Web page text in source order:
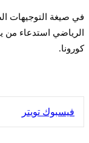
في صيغة التوجيهات
الرياضي استدعاء من
كورونا.
فيسبوك تويتر